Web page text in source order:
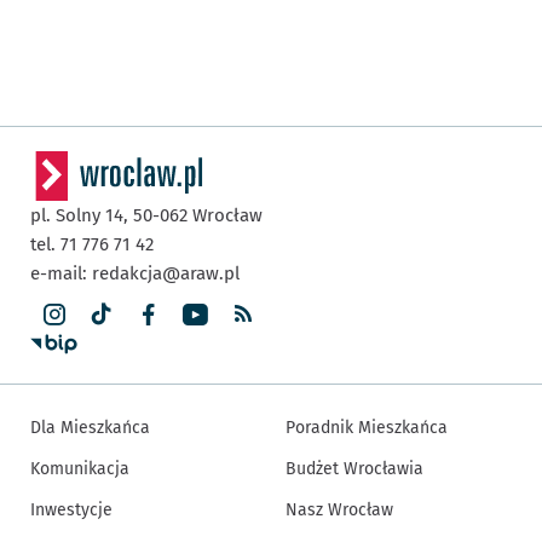
pl. Solny 14, 50-062 Wrocław
tel. 71 776 71 42
e-mail: redakcja@araw.pl
Dla Mieszkańca
Komunikacja
Inwestycje
Poradnik Mieszkańca
Budżet Wrocławia
Nasz Wrocław